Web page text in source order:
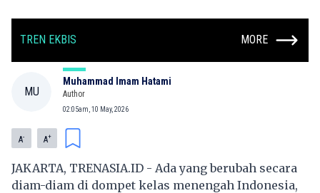
TREN EKBIS MORE
MU
Muhammad Imam Hatami
Author
02:05am, 10 May, 2026
A- A+
JAKARTA, TRENASIA.ID - Ada yang berubah secara
diam-diam di dompet kelas menengah Indonesia,